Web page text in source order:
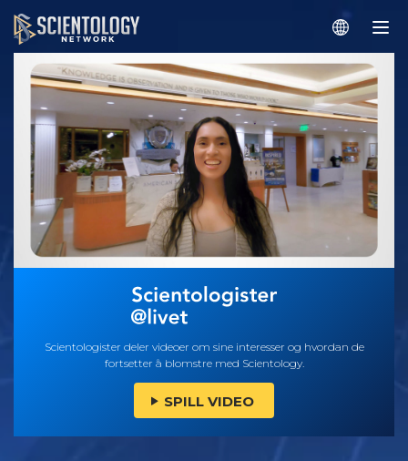
Scientologister deler videoer om sine interesser og hvordan de
fortsetter å blomstre med Scientology.
SPILL VIDEO